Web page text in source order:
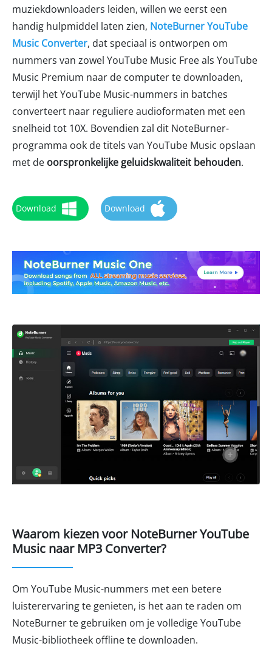
muziekdownloaders leiden, willen we eerst een
handig hulpmiddel laten zien, NoteBurner YouTube
Music Converter, dat speciaal is ontworpen om
nummers van zowel YouTube Music Free als YouTube
Music Premium naar de computer te downloaden,
terwijl het YouTube Music-nummers in batches
converteert naar reguliere audioformaten met een
snelheid tot 10X. Bovendien zal dit NoteBurner-
programma ook de titels van YouTube Music opslaan
met de oorspronkelijke geluidskwaliteit behouden.
Download Download
Waarom kiezen voor NoteBurner YouTube
Music naar MP3 Converter?
Om YouTube Music-nummers met een betere
luisterervaring te genieten, is het aan te raden om
NoteBurner te gebruiken om je volledige YouTube
Music-bibliotheek offline te downloaden.